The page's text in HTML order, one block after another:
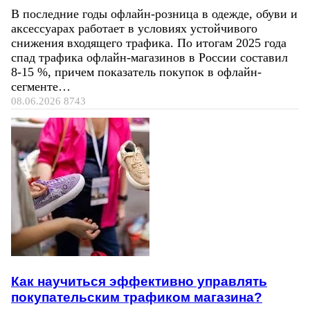
В последние годы офлайн-розница в одежде, обуви и
аксессуарах работает в условиях устойчивого
снижения входящего трафика. По итогам 2025 года
спад трафика офлайн-магазинов в России составил
8-15 %, причем показатель покупок в офлайн-
сегменте…
08.06.2026 8743
Как научиться эффективно управлять
покупательским трафиком магазина?